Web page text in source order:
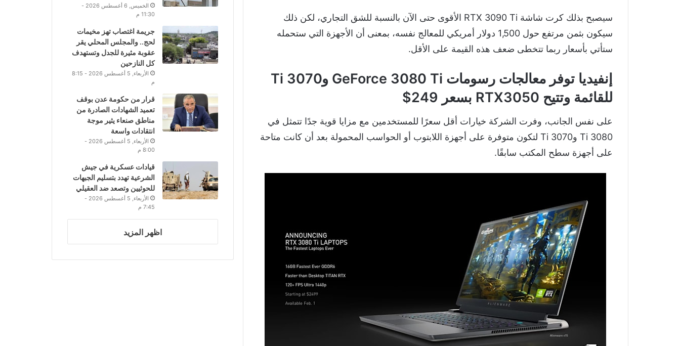
سيصبح بذلك كرت شاشة RTX 3090 Ti الأقوى حتى الآن بالنسبة للشق التجاري، لكن ذلك
سيكون بثمن مرتفع حول 1,500 دولار أمريكي للمعالج نفسه، بمعنى أن الأجهزة التي ستحمله
ستأتي بأسعار ربما تتخطى ضعف هذه القيمة على الأقل.
إنفيديا توفر معالجات رسومات GeForce 3080 Ti و3070 Ti
للقائمة وتتيح RTX3050 بسعر 249$
على نفس الجانب، وفرت الشركة خيارات أقل سعرًا للمستخدمين مع مزايا قوية جدًا تتمثل في
3080 Ti و3070 Ti لتكون متوفرة على أجهزة اللابتوب أو الحواسب المحمولة بعد أن كانت متاحة
على أجهزة سطح المكتب سابقًا.
الخميس, 6 أغسطس 2026 -
11:30 م
جريمة اغتصاب تهز مخيمات
لحج.. والمجلس المحلي يقر
عقوبة مثيرة للجدل وتستهدف
كل النازحين
الأربعاء, 5 أغسطس 2026 - 8:15
م
قرار من حكومة عدن بوقف
تعميد الشهادات الصادرة من
مناطق صنعاء يثير موجة
انتقادات واسعة
الأربعاء, 5 أغسطس 2026 -
8:00 م
قيادات عسكرية في جيش
الشرعية تهدد بتسليم الجبهات
للحوثيين وتصعد ضد العقيلي
الأربعاء, 5 أغسطس 2026 -
7:45 م
اظهر المزيد